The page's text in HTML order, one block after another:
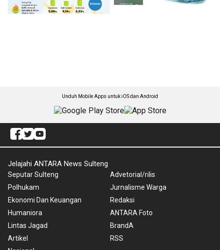
Unduh Mobile Apps untuk iOS dan Android
Jelajahi ANTARA News Sulteng
Seputar Sulteng
Polhukam
Ekonomi Dan Keuangan
Humaniora
Lintas Jagad
Artikel
Advetorial/rilis
Jurnalisme Warga
Redaksi
ANTARA Foto
BrandA
RSS